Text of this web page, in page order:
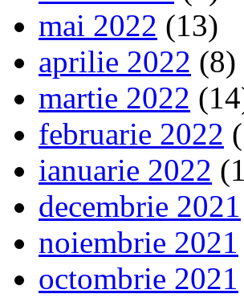
mai 2022 (13)
aprilie 2022 (8)
martie 2022
februarie 2022
ianuarie 2022
decembrie 2021
noiembrie 2021
octombrie 2021